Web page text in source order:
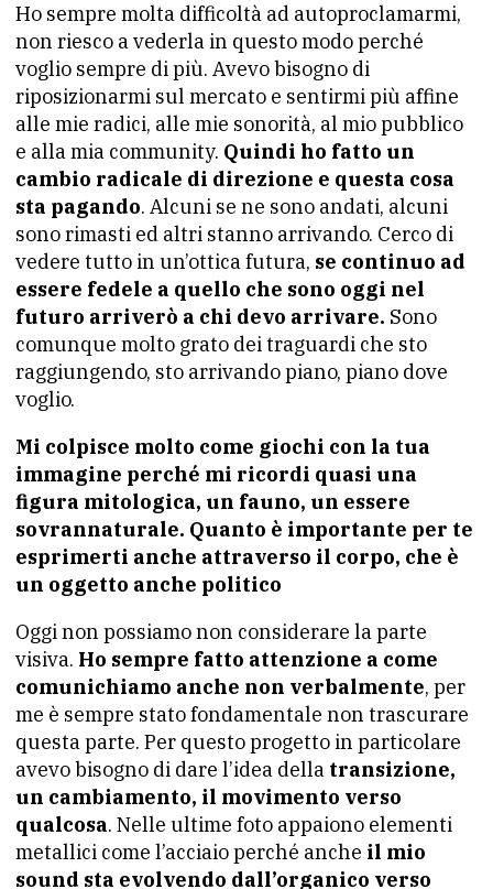
Ho sempre molta difficoltà ad autoproclamarmi,
non riesco a vederla in questo modo perché
voglio sempre di più. Avevo bisogno di
riposizionarmi sul mercato e sentirmi più affine
alle mie radici, alle mie sonorità, al mio pubblico
e alla mia community. Quindi ho fatto un
cambio radicale di direzione e questa cosa
sta pagando. Alcuni se ne sono andati, alcuni
sono rimasti ed altri stanno arrivando. Cerco di
vedere tutto in un’ottica futura, se continuo ad
essere fedele a quello che sono oggi nel
futuro arriverò a chi devo arrivare. Sono
comunque molto grato dei traguardi che sto
raggiungendo, sto arrivando piano, piano dove
voglio.
Mi colpisce molto come giochi con la tua
immagine perché mi ricordi quasi una
figura mitologica, un fauno, un essere
sovrannaturale. Quanto è importante per te
esprimerti anche attraverso il corpo, che è
un oggetto anche politico
Oggi non possiamo non considerare la parte
visiva. Ho sempre fatto attenzione a come
comunichiamo anche non verbalmente, per
me è sempre stato fondamentale non trascurare
questa parte. Per questo progetto in particolare
avevo bisogno di dare l’idea della transizione,
un cambiamento, il movimento verso
qualcosa. Nelle ultime foto appaiono elementi
metallici come l’acciaio perché anche il mio
sound sta evolvendo dall’organico verso